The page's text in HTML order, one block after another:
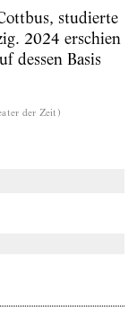
studierte
2024 erschien
dessen Basis
der Zeit )